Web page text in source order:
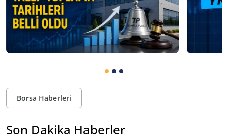
Borsa Haberleri
Son Dakika Haberler